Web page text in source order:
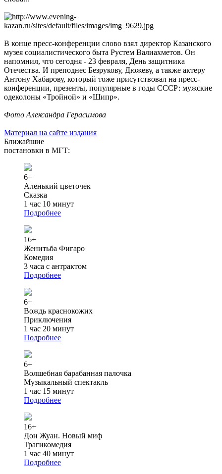
В конце пресс-конференции слово взял директор Казанского
музея социалистического быта Рустем Валиахметов. Он
напомнил, что сегодня - 23 февраля, День защитника
Отечества. И преподнес Безрукову, Дюжеву, а также актеру
Антону Хабарову, который тоже присутствовал на пресс-
конференции, презенты, популярные в годы СССР: мужские
одеколоны «Тройной» и «Шипр».
Фото Александра Герасимова
Материал на сайте издания
Ближайшие
постановки в МГТ:
6+
Аленький цветочек
Сказка
1 час 10 минут
Подробнее
16+
Женитьба Фигаро
Комедия
3 часа с антрактом
Подробнее
6+
Вождь краснокожих
Приключения
1 час 20 минут
Подробнее
6+
Волшебная барабанная палочка
Музыкальный спектакль
1 час 15 минут
Подробнее
16+
Дон Жуан. Новый миф
Трагикомедия
1 час 40 минут
Подробнее